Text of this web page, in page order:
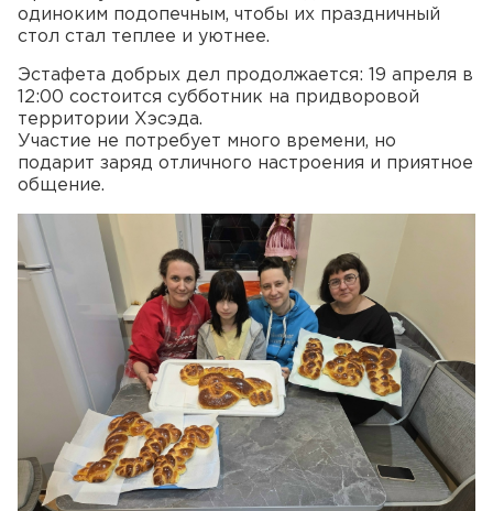
одиноким подопечным, чтобы их праздничный
стол стал теплее и уютнее.
Эстафета добрых дел продолжается: 19 апреля в
12:00 состоится субботник на придворовой
территории Хэсэда.
Участие не потребует много времени, но
подарит заряд отличного настроения и приятное
общение.